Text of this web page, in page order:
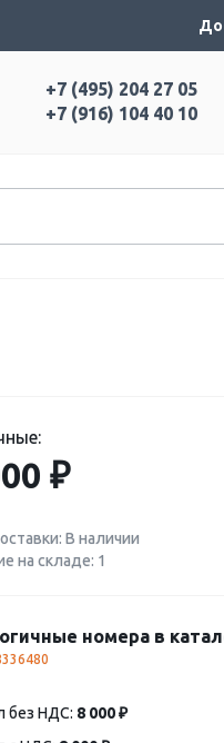
+7 (495) 204 27 05
+7 (916) 104 40 10
₽
В наличии
на складе: 1
номера в
без НДС: 8 000 ₽